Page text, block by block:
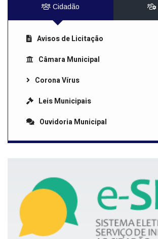
Cidadão
Avisos de Licitação
Câmara Municipal
Corona Vírus
Leis Municipais
Ouvidoria Municipal